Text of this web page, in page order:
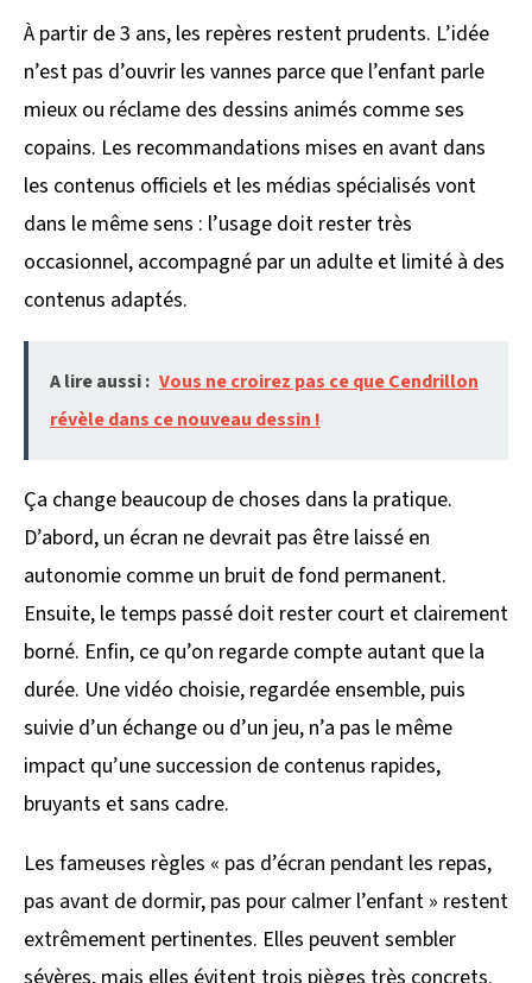
À partir de 3 ans, les repères restent prudents. L’idée
n’est pas d’ouvrir les vannes parce que l’enfant parle
mieux ou réclame des dessins animés comme ses
copains. Les recommandations mises en avant dans
les contenus officiels et les médias spécialisés vont
dans le même sens : l’usage doit rester très
occasionnel, accompagné par un adulte et limité à des
contenus adaptés.
A lire aussi : Vous ne croirez pas ce que Cendrillon
révèle dans ce nouveau dessin !
Ça change beaucoup de choses dans la pratique.
D’abord, un écran ne devrait pas être laissé en
autonomie comme un bruit de fond permanent.
Ensuite, le temps passé doit rester court et clairement
borné. Enfin, ce qu’on regarde compte autant que la
durée. Une vidéo choisie, regardée ensemble, puis
suivie d’un échange ou d’un jeu, n’a pas le même
impact qu’une succession de contenus rapides,
bruyants et sans cadre.
Les fameuses règles « pas d’écran pendant les repas,
pas avant de dormir, pas pour calmer l’enfant » restent
extrêmement pertinentes. Elles peuvent sembler